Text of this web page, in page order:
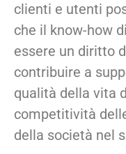
clienti e utenti
che il know-how
essere un diritto
contribuire a
qualità della vita
competitività
della società nel